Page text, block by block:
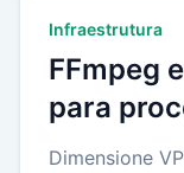
Infraestrutura
FFmpeg
para
Dimensione